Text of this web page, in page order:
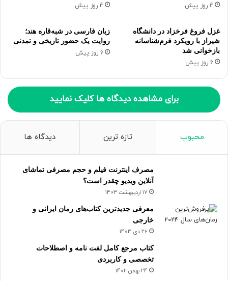
4 روز پیش 4 روز پیش
غزل فروغ فرخزاد در دانشگاه
شیراز با رویکرد فرم‌شناسانه
بازخوانی شد
6 روز پیش
زبان فارسی در شبه‌قاره هند؛
روایت یک حضور تاریخی و تمدنی
6 روز پیش
برای مشاهده دیدگاه ها کلیک نمایید
محبوب تازه ترین دیدگاه ها
مصرف اینترنت فیلم و حجم مصرفی تماشای
آنلاین ویدیو چقدر است؟
17 اردیبهشت 1403
معرفی جدیدترین کتاب‌های رمان ایرانی و
خارجی
26 دی 1403
کتاب مرجع کامل لغت نامه و اصطلاحات
تخصصی و کاربردی
24 بهمن 1402